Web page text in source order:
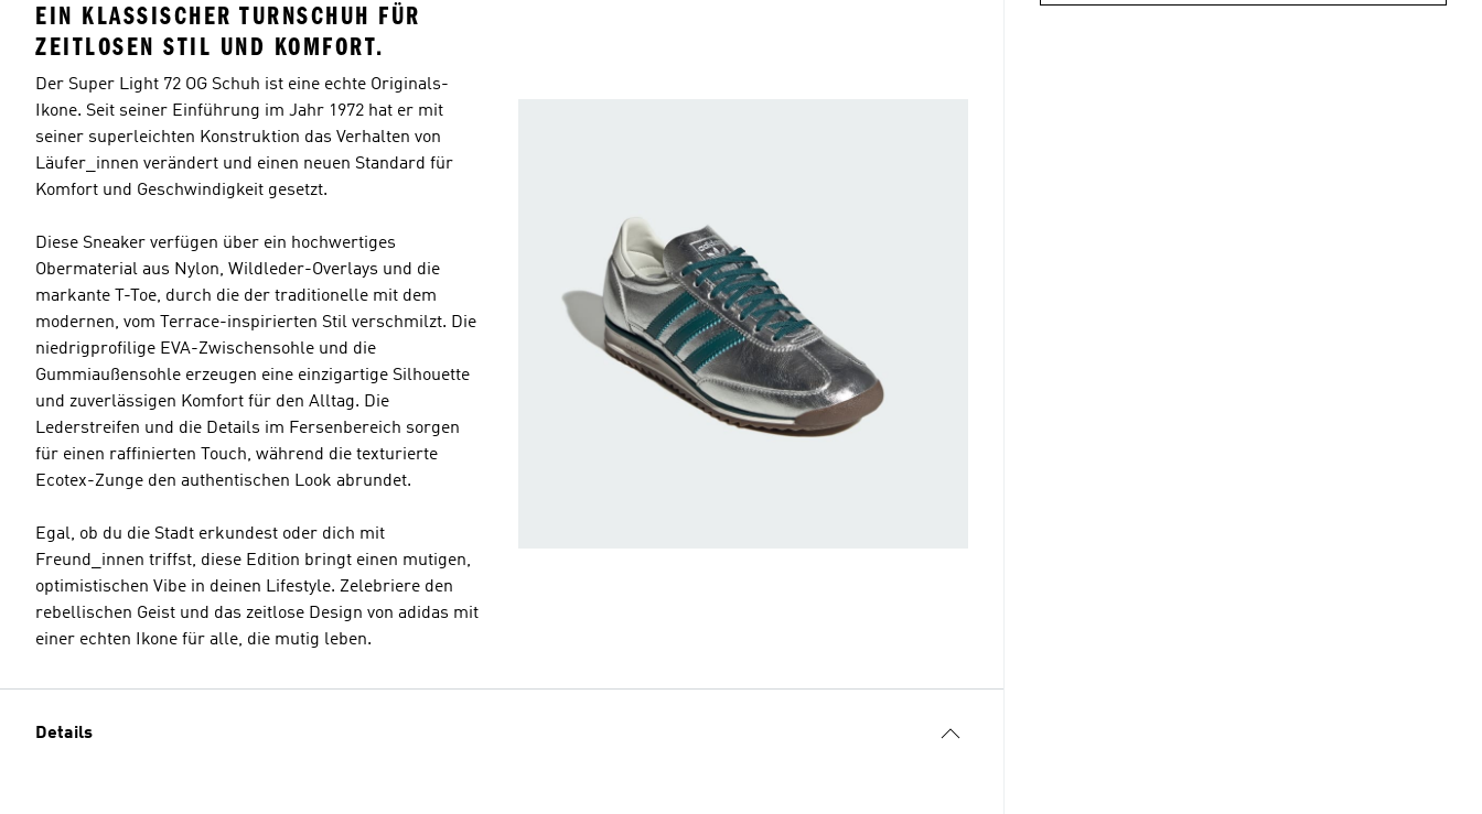
EIN KLASSISCHER TURNSCHUH FÜR
ZEITLOSEN STIL UND KOMFORT.
Der Super Light 72 OG Schuh ist eine echte Originals-
Ikone. Seit seiner Einführung im Jahr 1972 hat er mit
seiner superleichten Konstruktion das Verhalten von
Läufer_innen verändert und einen neuen Standard für
Komfort und Geschwindigkeit gesetzt.
Diese Sneaker verfügen über ein hochwertiges
Obermaterial aus Nylon, Wildleder-Overlays und die
markante T-Toe, durch die der traditionelle mit dem
modernen, vom Terrace-inspirierten Stil verschmilzt. Die
niedrigprofilige EVA-Zwischensohle und die
Gummiaußensohle erzeugen eine einzigartige Silhouette
und zuverlässigen Komfort für den Alltag. Die
Lederstreifen und die Details im Fersenbereich sorgen
für einen raffinierten Touch, während die texturierte
Ecotex-Zunge den authentischen Look abrundet.
Egal, ob du die Stadt erkundest oder dich mit
Freund_innen triffst, diese Edition bringt einen mutigen,
optimistischen Vibe in deinen Lifestyle. Zelebriere den
rebellischen Geist und das zeitlose Design von adidas mit
einer echten Ikone für alle, die mutig leben.
Details